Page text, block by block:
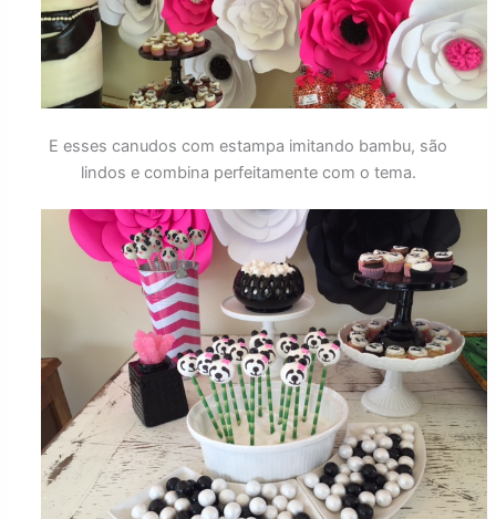
E esses canudos com estampa imitando bambu, são
lindos e combina perfeitamente com o tema.